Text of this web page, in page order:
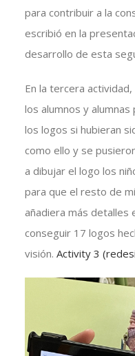
para contribuir a la
escribió en la
desarrollo de esta
En la tercera
los alumnos y
los logos si hubieran
como ello y se
a dibujar el logo los
para que el resto de
añadiera más detalles
conseguir 17 logos
visión. Activity 3